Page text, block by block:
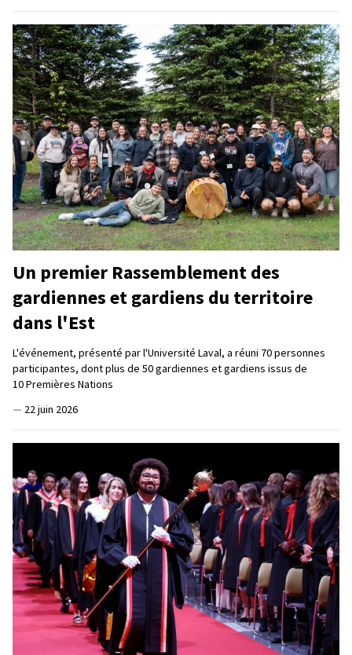
Un premier Rassemblement des
gardiennes et gardiens du territoire
dans l'Est
L'événement, présenté par l'Université Laval, a réuni 70 personnes
participantes, dont plus de 50 gardiennes et gardiens issus de
10 Premières Nations
— 22 juin 2026